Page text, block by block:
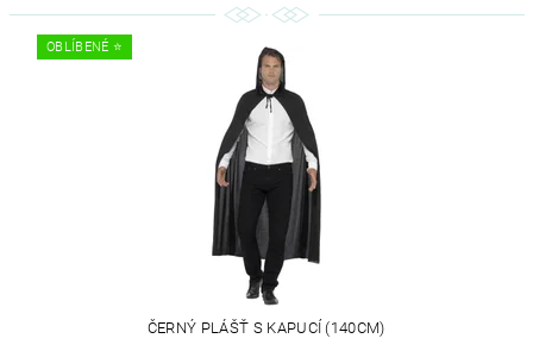
OBLÍBENÉ ⭐️
ČERNÝ PLÁŠŤ S KAPUCÍ (140CM)